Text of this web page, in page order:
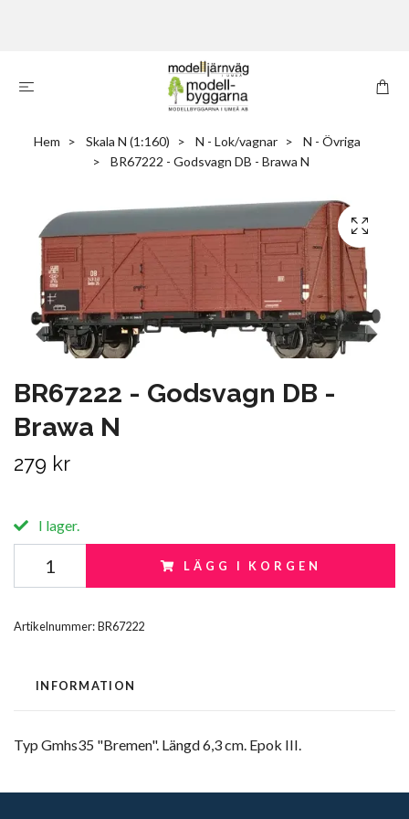
Hem Skala N (1:160) N - Lok/vagnar
N - Övriga
BR67222 - Godsvagn DB - Brawa N
BR67222 - Godsvagn DB -
Brawa N
279 kr
I lager.
LÄGG I KORGEN
Artikelnummer:BR67222
INFORMATION
Typ Gmhs35 "Bremen". Längd 6,3 cm. Epok III.